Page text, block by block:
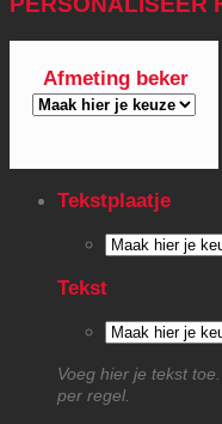
Afmeting beker
Tekstplaatje
Tekst
Voeg hier je tekst
per regel.